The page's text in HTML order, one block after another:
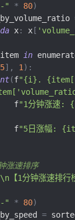
" * 80)
x: x[
item in
5], 1 ):
(f"{i}.
"1分钟涨速:
"5日涨幅:
涨速排序
【1分钟涨速排行
" * 80)
=